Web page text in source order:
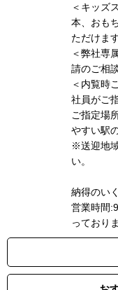
＜キッズ
本、おも
ただけます
＜弊社専
請のご相
＜内覧時
社員がご
ご指定場
やすい駅
※送迎地
納得のい
営業時間
っており